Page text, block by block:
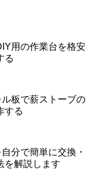
用の作業台を格安
る
ル板で薪ストーブの
する
自分で簡単に交換・
を解説します